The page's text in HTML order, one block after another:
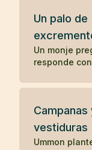
Un palo de
Un monje
responde
Campanas
vestiduras
Ummon